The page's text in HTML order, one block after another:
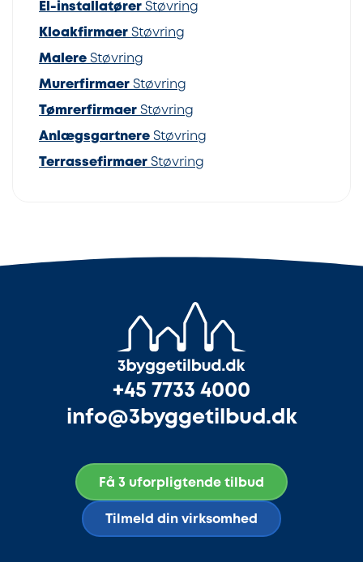
El-installatører Støvring
Kloakfirmaer Støvring
Malere Støvring
Murerfirmaer Støvring
Tømrerfirmaer Støvring
Anlægsgartnere Støvring
Terrassefirmaer Støvring
+45 7733 4000
info@3byggetilbud.dk
Få 3 uforpligtende tilbud
Tilmeld din virksomhed